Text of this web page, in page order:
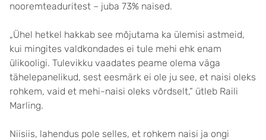
nooremteaduritest – juba 73% naised.
„Ühel hetkel hakkab see mõjutama ka ülemisi astmeid,
kui mingites valdkondades ei tule mehi ehk enam
ülikooligi. Tulevikku vaadates peame olema väga
tähelepanelikud, sest eesmärk ei ole ju see, et naisi oleks
rohkem, vaid et mehi-naisi oleks võrdselt,“ ütleb Raili
Marling.
Niisiis, lahendus pole selles, et rohkem naisi ja ongi